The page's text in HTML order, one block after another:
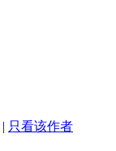
| 只看该作者